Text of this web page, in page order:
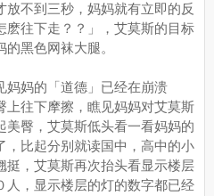
不到三秒，妈妈就有立即的反
麽往下走？？」，艾莫斯的目标
黑色网袜大腿。
妈的「道德」已经在崩溃
上往下摩擦，瞧见妈妈对艾莫斯
美臀，艾莫斯低头看一看妈妈的
，比起分别就读国中，高中的小
挺，艾莫斯再次抬头看显示楼层
人，显示楼层的灯的数字都已经